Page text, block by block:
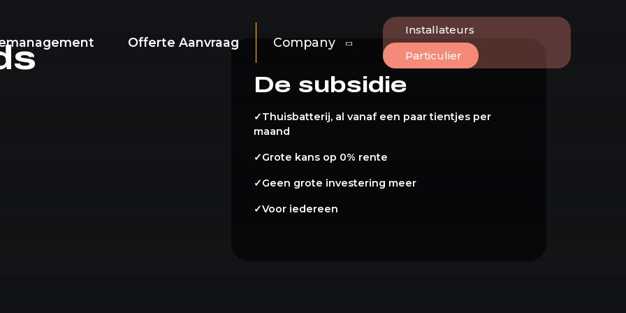
Offerte Aanvraag Company
Installateurs
Particulier
De subsidie
✓Thuisbatterij, al vanaf een paar tientjes per
maand
✓Grote kans op 0% rente
✓Geen grote investering meer
✓Voor iedereen